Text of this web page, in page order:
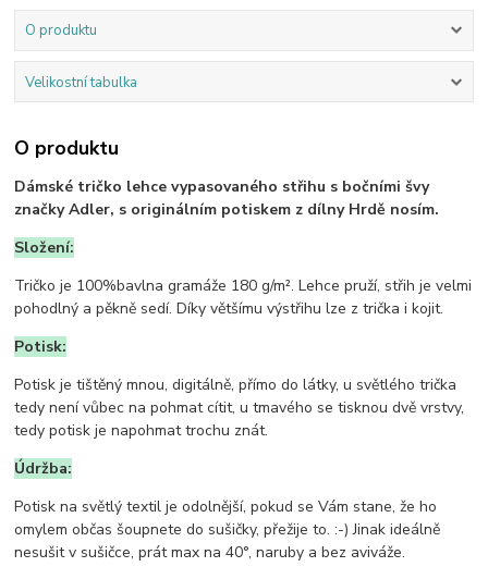
O produktu
Velikostní tabulka
O produktu
Dámské tričko lehce vypasovaného střihu s bočními švy
značky Adler, s originálním potiskem z dílny Hrdě nosím.
Složení:
Tričko je 100%bavlna gramáže 180 g/m². Lehce pruží, střih je velmi
pohodlný a pěkně sedí. Díky většímu výstřihu lze z trička i kojit.
Potisk:
Potisk je tištěný mnou, digitálně, přímo do látky, u světlého trička
tedy není vůbec na pohmat cítit, u tmavého se tisknou dvě vrstvy,
tedy potisk je napohmat trochu znát.
Údržba:
Potisk na světlý textil je odolnější, pokud se Vám stane, že ho
omylem občas šoupnete do sušičky, přežije to. :-) Jinak ideálně
nesušit v sušičce, prát max na 40°, naruby a bez aviváže.